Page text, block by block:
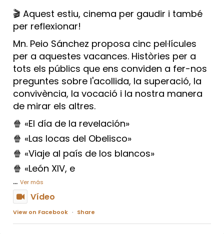
🎬 Aquest estiu, cinema per gaudir i també
per reflexionar!
Mn. Peio Sánchez proposa cinc pel·lícules
per a aquestes vacances. Històries per a
tots els públics que ens conviden a fer-nos
preguntes sobre l'acollida, la superació, la
convivència, la vocació i la nostra manera
de mirar els altres.
🍿 «El día de la revelación»
🍿 «Las locas del Obelisco»
🍿 «Viaje al país de los blancos»
🍿 «León XIV, e
... Ver más
Vídeo
View on Facebook · Share